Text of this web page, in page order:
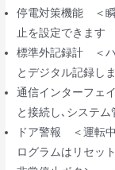
停電対策機能 ＜
止を設定できます
標準外記録計 ＜ハ
とデジタル記録し
通信インターフェ
と接続し､システ
ドア警報 ＜運転
ログラムはリセッ